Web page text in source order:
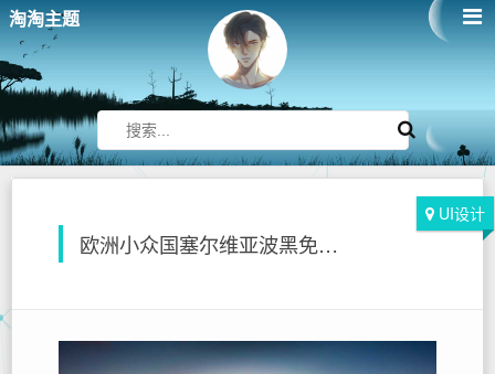
淘淘主题
欧洲小众国塞尔维亚波黑免签旅游
UI设计